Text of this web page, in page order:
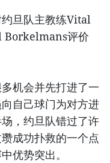
旦队主教练Vital
Borkelmans评价
机会并先打进了一
自己球门为对方进
，约旦队错过了许
成功扑救的一个点
优势突出。